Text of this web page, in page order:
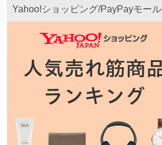
Yahoo!ショッピング/PayPayモール